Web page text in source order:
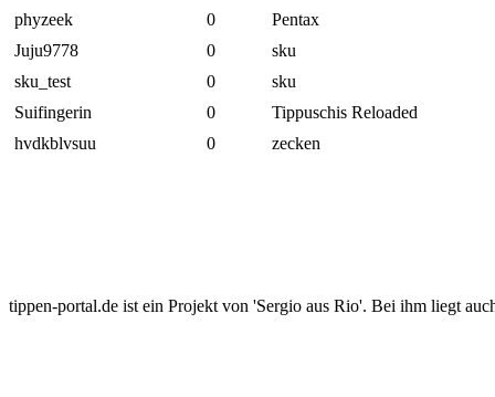
phyzeek
0
Pentax
Juju9778
0
sku
sku_test
0
sku
Suifingerin
0
Tippuschis Reloaded
hvdkblvsuu
0 zecken
tippen-portal.de ist ein Projekt von 'Sergio aus Rio'. Bei ihm liegt